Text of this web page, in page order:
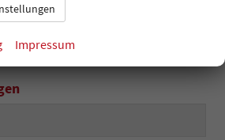
Impressum